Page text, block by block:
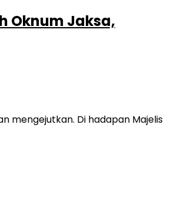
Oknum Jaksa,
mengejutkan. Di hadapan Majelis